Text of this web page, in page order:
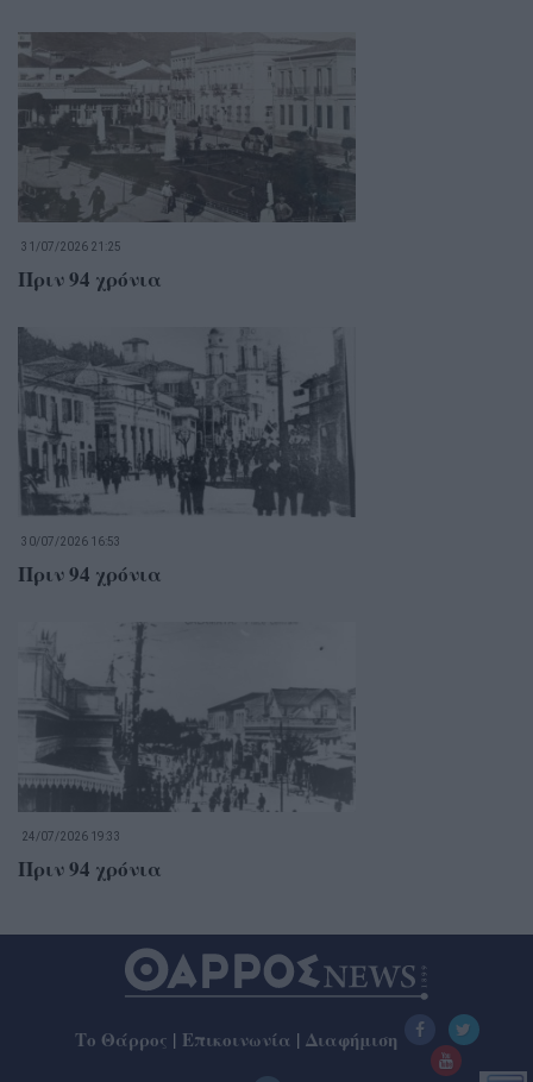
31/07/2026 21:25
Πριν 94 χρόνια
30/07/2026 16:53
Πριν 94 χρόνια
24/07/2026 19:33
Πριν 94 χρόνια
Το Θάρρος | Επικοινωνία | Διαφήμιση